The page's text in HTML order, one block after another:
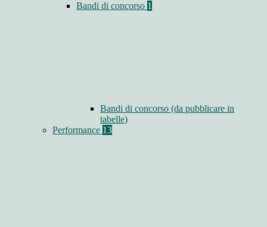
Bandi di concorso 1
Bandi di concorso (da pubblicare in
tabelle)
Performance 13